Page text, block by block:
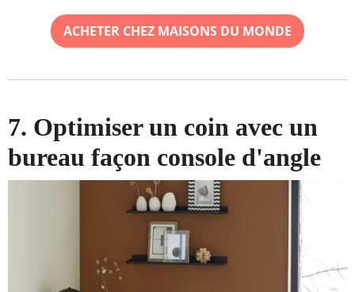
ACHETER CHEZ MAISONS DU MONDE
7. Optimiser un coin avec un
bureau façon console d'angle